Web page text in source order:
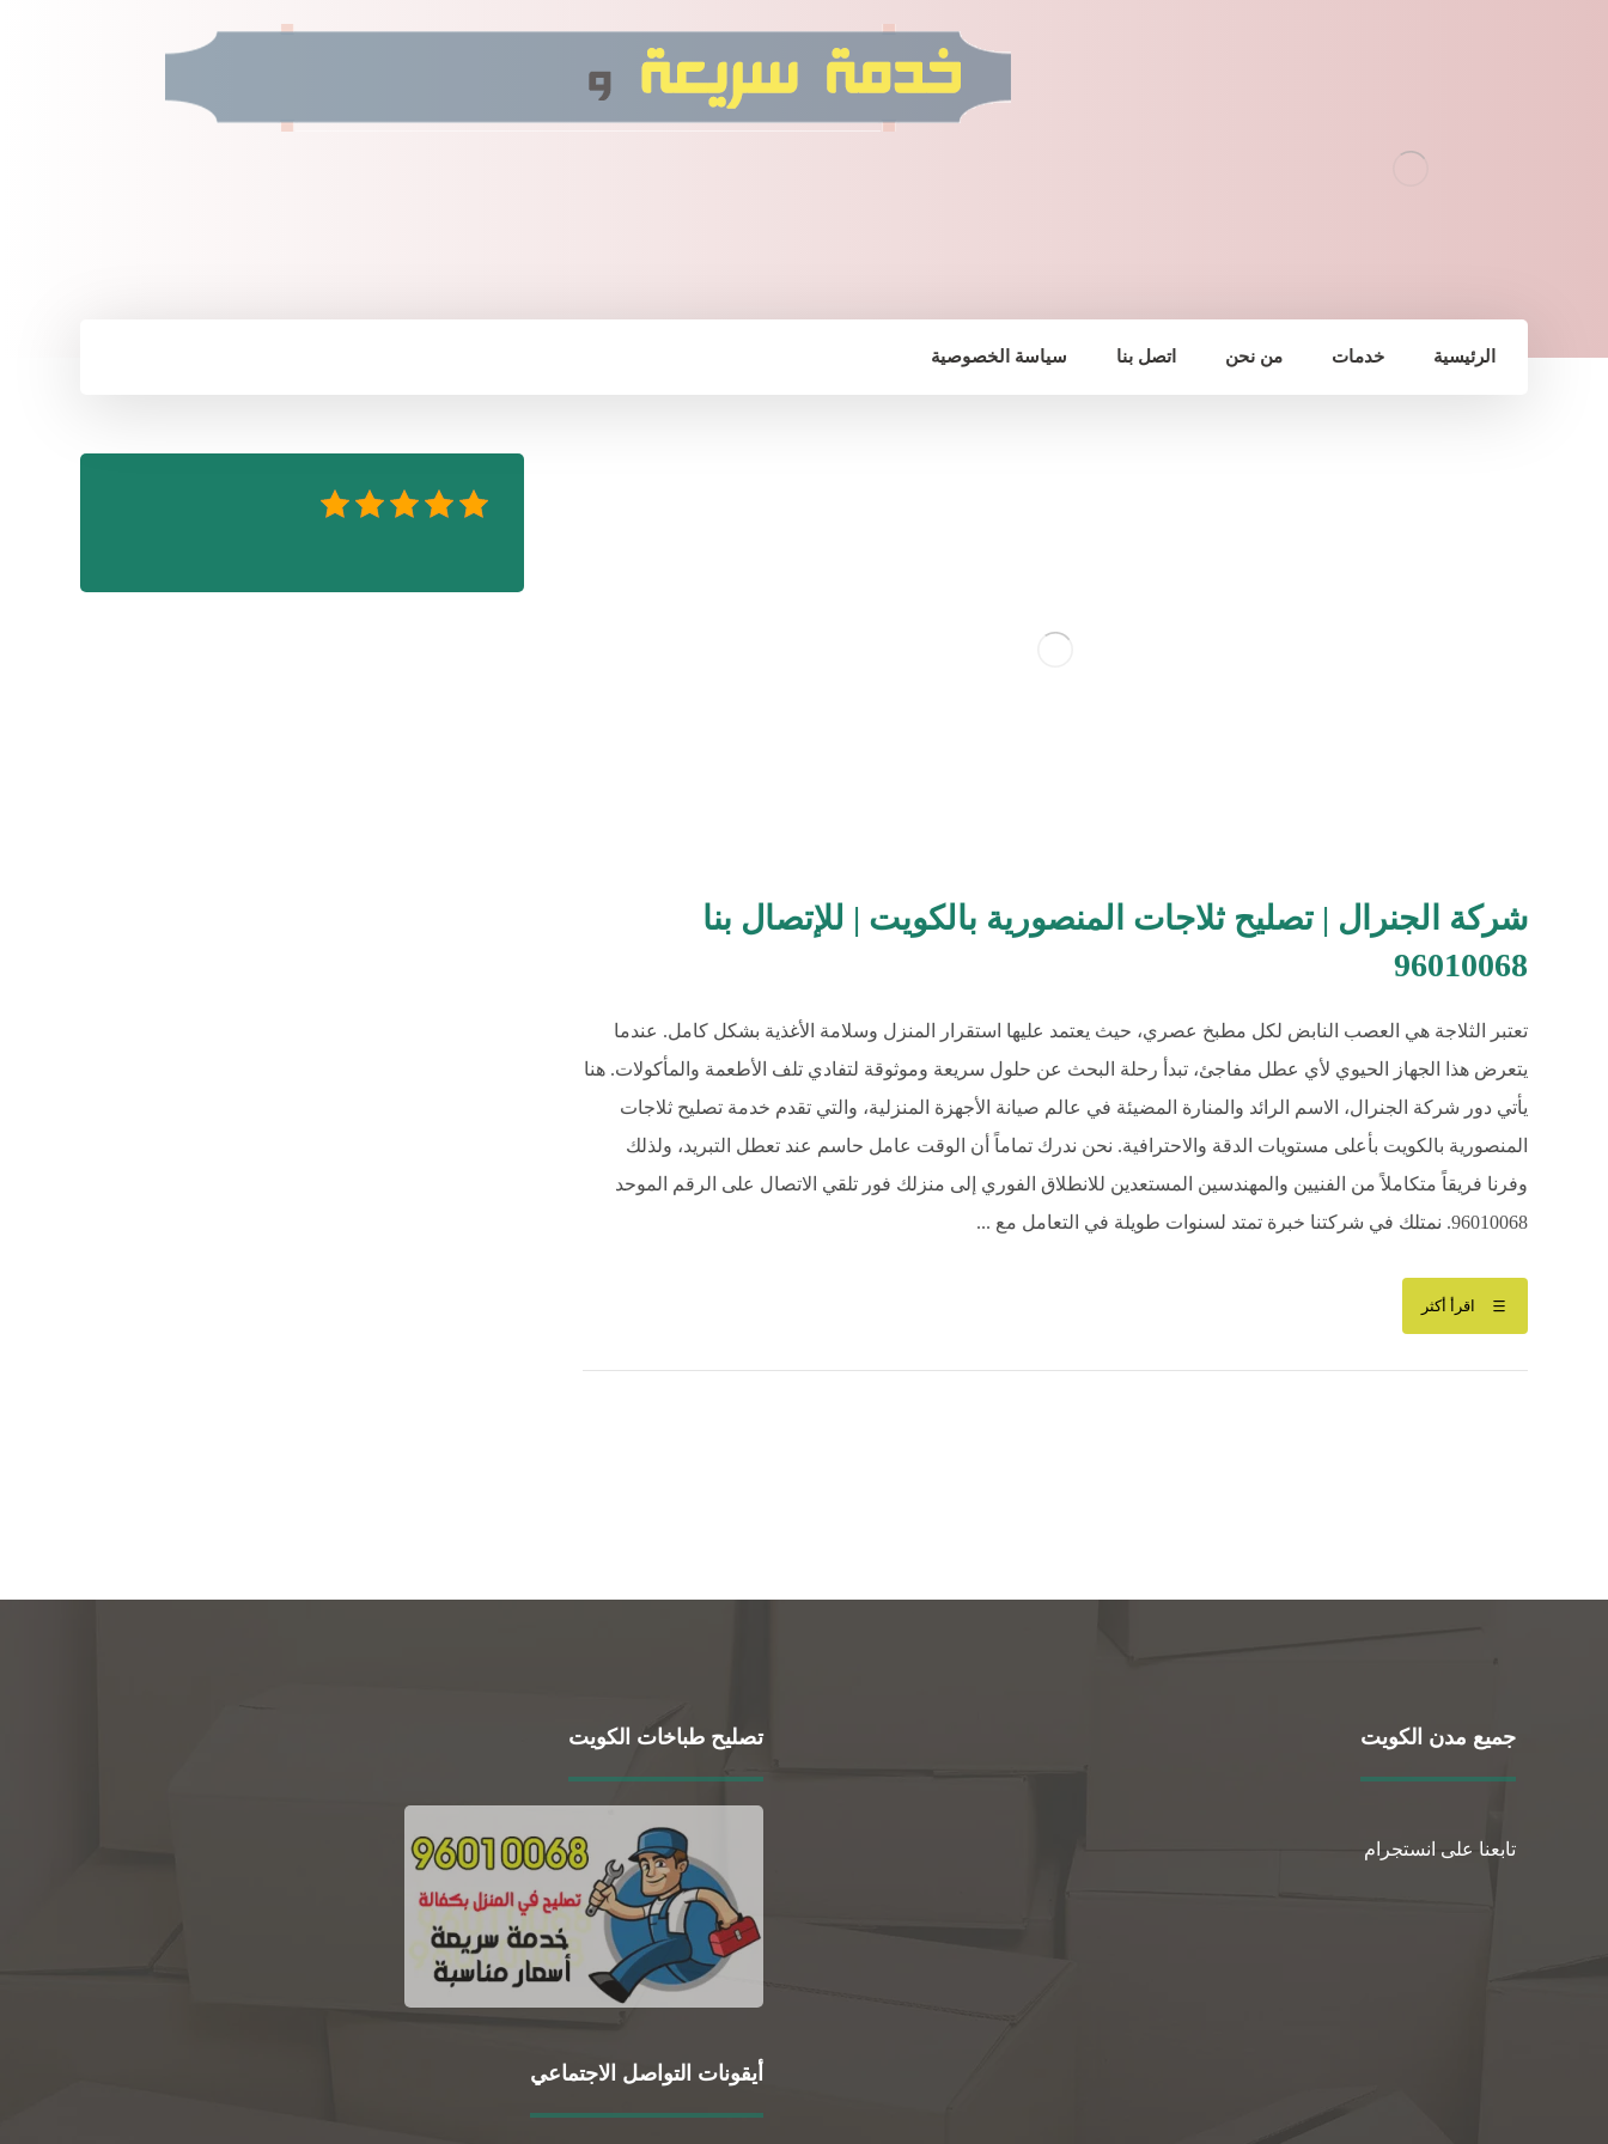
الرئيسية خدمات من نحن اتصل بنا سياسة الخصوصية
شركة الجنرال | تصليح ثلاجات المنصورية بالكويت | للإتصال بنا
96010068
تعتبر الثلاجة هي العصب النابض لكل مطبخ عصري، حيث يعتمد عليها استقرار المنزل وسلامة الأغذية بشكل كامل. عندما
يتعرض هذا الجهاز الحيوي لأي عطل مفاجئ، تبدأ رحلة البحث عن حلول سريعة وموثوقة لتفادي تلف الأطعمة والمأكولات. هنا
يأتي دور شركة الجنرال، الاسم الرائد والمنارة المضيئة في عالم صيانة الأجهزة المنزلية، والتي تقدم خدمة تصليح ثلاجات
المنصورية بالكويت بأعلى مستويات الدقة والاحترافية. نحن ندرك تماماً أن الوقت عامل حاسم عند تعطل التبريد، ولذلك
وفرنا فريقاً متكاملاً من الفنيين والمهندسين المستعدين للانطلاق الفوري إلى منزلك فور تلقي الاتصال على الرقم الموحد
96010068. نمتلك في شركتنا خبرة تمتد لسنوات طويلة في التعامل مع ...
اقرأ أكثر
جميع مدن الكويت
تابعنا على انستجرام
تصليح طباخات الكويت
أيقونات التواصل الاجتماعي